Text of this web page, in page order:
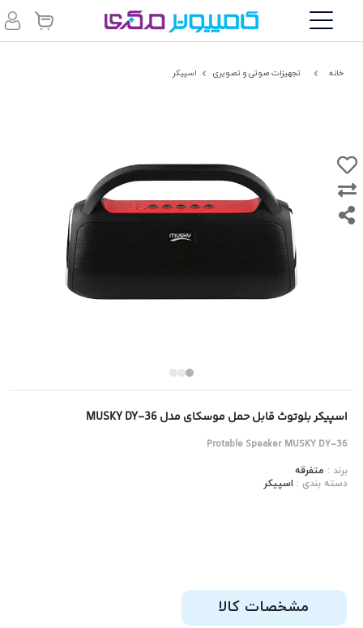
خانه تجهیزات صوتی و تصویری اسپیکر
اسپیکر بلوتوث قابل حمل موسکای مدل MUSKY DY-36
Protable Speaker MUSKY DY-36
برند : متفرقه
دسته بندی : اسپیکر
مشخصات کالا